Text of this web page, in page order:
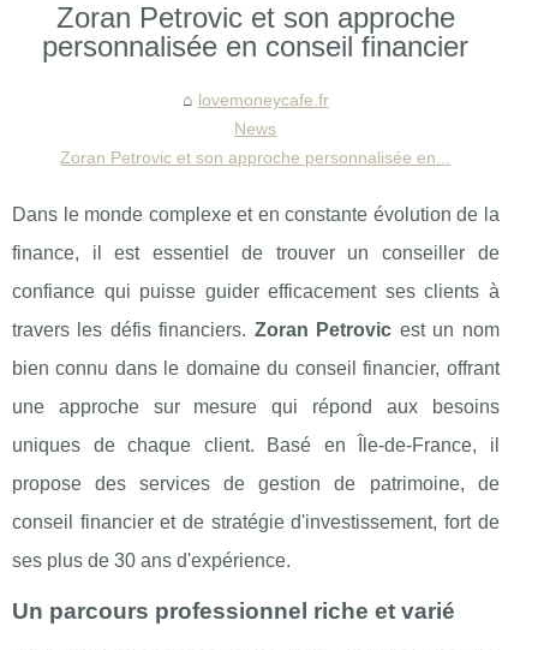
Zoran Petrovic et son approche
personnalisée en conseil financier
lovemoneycafe.fr
News
Zoran Petrovic et son approche personnalisée en...
Dans le monde complexe et en constante évolution de la
finance, il est essentiel de trouver un conseiller de
confiance qui puisse guider efficacement ses clients à
travers les défis financiers. Zoran Petrovic est un nom
bien connu dans le domaine du conseil financier, offrant
une approche sur mesure qui répond aux besoins
uniques de chaque client. Basé en Île-de-France, il
propose des services de gestion de patrimoine, de
conseil financier et de stratégie d'investissement, fort de
ses plus de 30 ans d'expérience.
Un parcours professionnel riche et varié